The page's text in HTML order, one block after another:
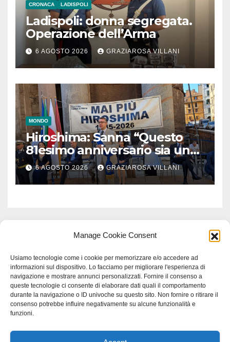
Manage Cookie Consent
Usiamo tecnologie come i cookie per memorizzare e/o accedere ad
informazioni sul dispositivo. Lo facciamo per migliorare l'esperienza di
navigazione e mostrare annunci personalizzati. Fornire il consenso a
queste tecnologie ci consente di elaborare dati quali il comportamento
durante la navigazione o ID univoche su questo sito. Non fornire o ritirare il
consenso potrebbe influire negativamente su alcune funzionalità e
funzioni.
CRONACA LADISPOLI
Ladispoli: donna segregata.
Operazione dell’Arma
6 AGOSTO 2026 GRAZIAROSA VILLANI
MONDO
Hiroshima: Sanna “Questo
81esimo anniversario sia un
monito per tutti”
6 AGOSTO 2026 GRAZIAROSA VILLANI